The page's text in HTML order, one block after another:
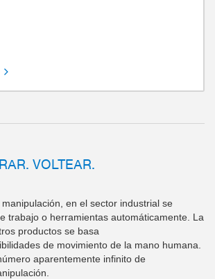
VOLTEAR.
en el sector industrial se
trabajo o herramientas automáticamente. La
productos se basa
de movimiento de la mano humana.
aparentemente infinito de